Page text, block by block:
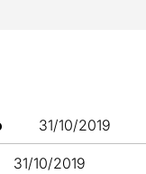
31/10/2019
31/10/2019